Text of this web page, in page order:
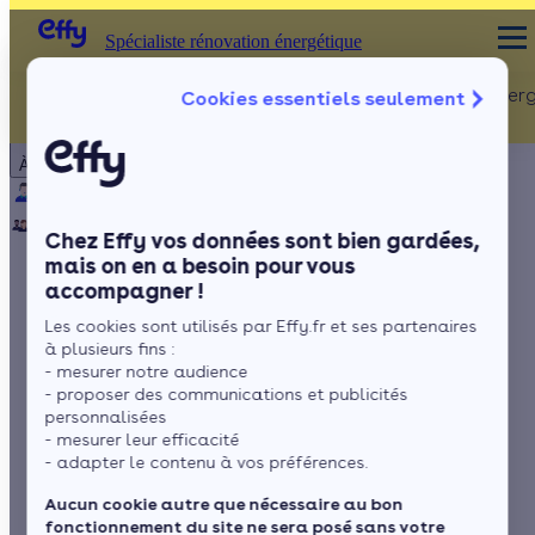
Cookies essentiels seulement
Chez Effy vos données sont bien gardées,
mais on en a besoin pour vous
accompagner !
Les cookies sont utilisés par Effy.fr et ses partenaires
à plusieurs fins :
- mesurer notre audience
- proposer des communications et publicités
personnalisées
- mesurer leur efficacité
- adapter le contenu à vos préférences.
Aucun cookie autre que nécessaire au bon
fonctionnement du site ne sera posé sans votre
À propos
Notre équipe
Rejoignez-nous Presse
Spécialiste rénovation énergétique Rénovation
Murs
Sols
Spécialiste rénovation énergétique
Fenetre oscillo
battant : avantages et
conseils
Romane Saget 5 min de lecture